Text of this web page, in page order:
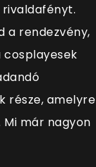
a rendezvény,
része, amelyre
már nagyon